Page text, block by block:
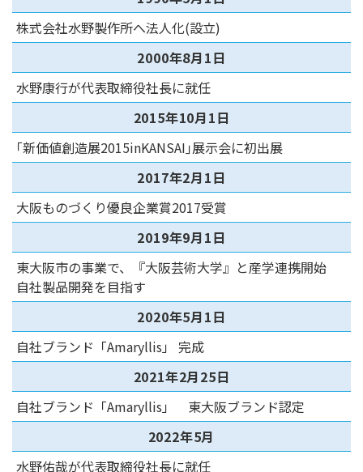
株式会社水野製作所へ法人化(設立)
2000年8月1日
水野康行が代表取締役社長に就任
2015年10月1日
｢新価値創造展2015inKANSAI｣展示会に初出展
2017年2月1日
大阪ものづくり優良企業賞2017受賞
2019年9月1日
東大阪市の事業で、『大阪芸術大学』と産学連携開始
自社製品開発を目指す
2020年5月1日
自社ブランド「Amaryllis」 完成
2021年2月25日
自社ブランド「Amaryllis」 東大阪ブランド認定
2022年5月
水野佑哉が代表取締役社長に就任